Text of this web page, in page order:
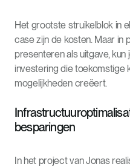
Het grootste struikelblok in
case zijn de kosten. Maar in
presenteren als uitgave,
investering die toekomstige
mogelijkheden creëert.
besparingen
In het project van Jonas